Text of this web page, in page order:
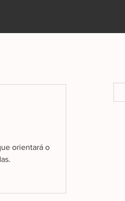
orientará o